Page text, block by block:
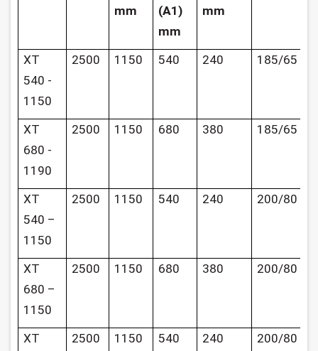
mm
(A1)
mm
mm
XT
540 -
1150
2500 1150 540 240 185/65
XT
680 -
1190
2500 1150 680 380 185/65
XT
540 –
1150
2500 1150 540 240 200/80
XT
680 –
1150
2500 1150 680 380 200/80
XT
2500 1150 540 240 200/80